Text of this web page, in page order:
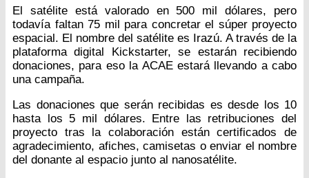
El satélite está valorado en 500 mil dólares, pero
todavía faltan 75 mil para concretar el súper proyecto
espacial. El nombre del satélite es Irazú. A través de la
plataforma digital Kickstarter, se estarán recibiendo
donaciones, para eso la ACAE estará llevando a cabo
una campaña.
Las donaciones que serán recibidas es desde los 10
hasta los 5 mil dólares. Entre las retribuciones del
proyecto tras la colaboración están certificados de
agradecimiento, afiches, camisetas o enviar el nombre
del donante al espacio junto al nanosatélite.